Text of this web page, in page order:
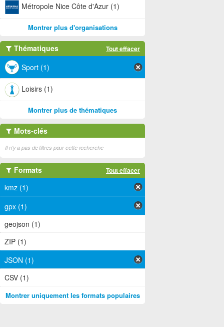
Métropole Nice Côte d'Azur (1)
Montrer plus d'organisations
Thématiques Tout effacer
Sport (1)
Loisirs (1)
Montrer plus de thématiques
Mots-clés
Il n'y a pas de filtres pour cette recherche
Formats Tout effacer
kmz (1)
gpx (1)
geojson (1)
ZIP (1)
JSON (1)
CSV (1)
Montrer uniquement les formats populaires